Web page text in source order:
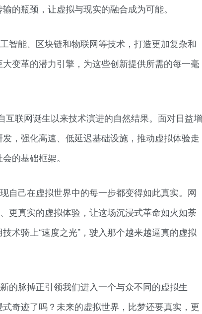
的瓶颈，让虚拟与现实的融合成为可能。
智能、区块链和物联网等技术，打造更加复杂和
变革的潜力引擎，为这些创新提供所需的每一毫
互联网诞生以来技术演进的自然结果。面对日益增
，强化高速、低延迟基础设施，推动虚拟体验走
的基础框架。
自己在虚拟世界中的每一步都变得如此真实。网
更真实的虚拟体验，让这场沉浸式革命如火如荼
术骑上“速度之光”，驶入那个越来越逼真的虚拟
脉搏正引领我们进入一个与众不同的虚拟生
奇迹了吗？未来的虚拟世界，比梦还要真实，更